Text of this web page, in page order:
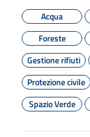
Acqua
Foreste
Gestione rifiuti
Protezione civile
Spazio Verde